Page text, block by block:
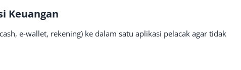
Keuangan
e-wallet, rekening) ke dalam satu aplikasi pelacak agar tidak